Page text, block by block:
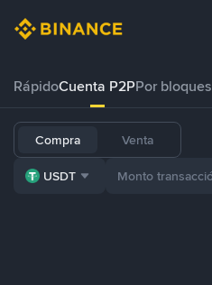
RápidoCuenta P2PPor bloques
Compra Venta
USDT